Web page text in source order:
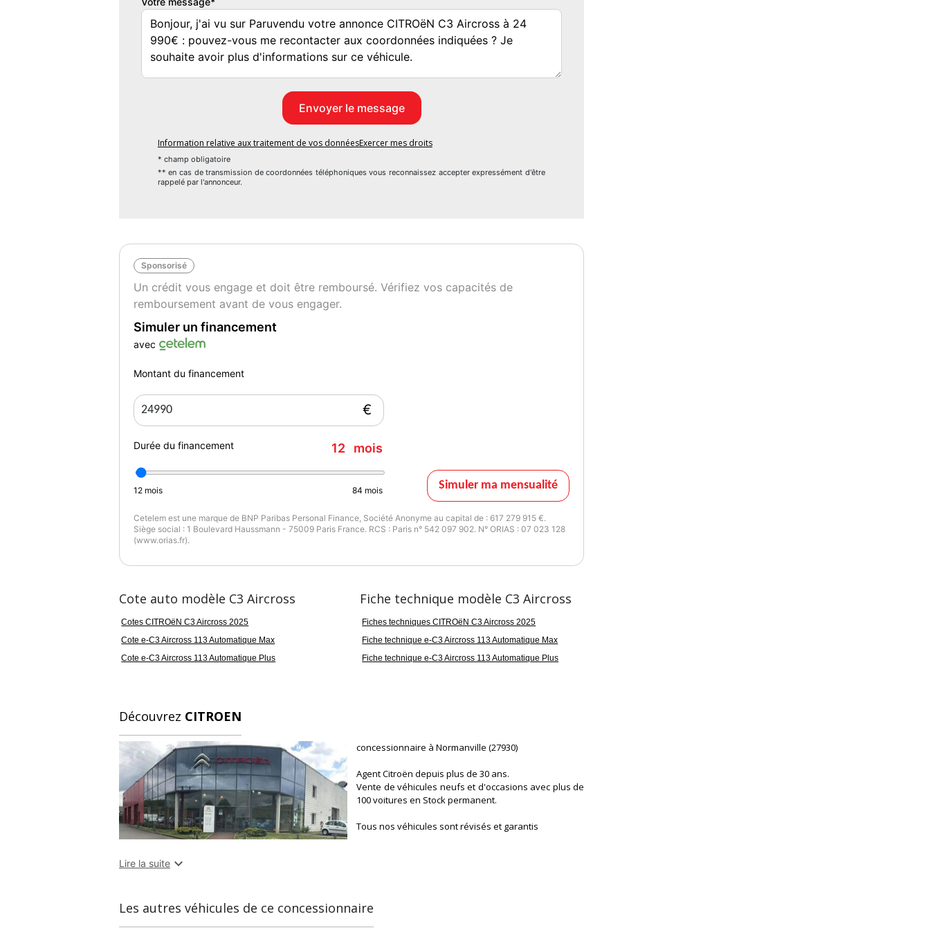
Information relative aux traitement de vos donnéesExercer mes droits
* champ obligatoire
** en cas de transmission de coordonnées téléphoniques vous reconnaissez accepter expressément d'être
rappelé par l'annonceur.
Sponsorisé
Un crédit vous engage et doit être remboursé. Vérifiez vos capacités de
remboursement avant de vous engager.
Simuler un financement
avec
Montant du financement
€
Durée du financement 12 mois
12 mois 84 mois Simuler ma mensualité
Cetelem est une marque de BNP Paribas Personal Finance, Société Anonyme au capital de : 617 279 915 €.
Siège social : 1 Boulevard Haussmann - 75009 Paris France. RCS : Paris n° 542 097 902. N° ORIAS : 07 023 128
(www.orias.fr).
Cote auto modèle C3 Aircross
Cotes CITROëN C3 Aircross 2025
Cote e-C3 Aircross 113 Automatique Max
Cote e-C3 Aircross 113 Automatique Plus
Fiche technique modèle C3 Aircross
Fiches techniques CITROëN C3 Aircross 2025
Fiche technique e-C3 Aircross 113 Automatique Max
Fiche technique e-C3 Aircross 113 Automatique Plus
Découvrez CITROEN
concessionnaire à Normanville (27930)
Agent Citroën depuis plus de 30 ans.
Vente de véhicules neufs et d'occasions avec plus de
100 voitures en Stock permanent.
Tous nos véhicules sont révisés et garantis
Accès facile par l'Autoroute A13
Lire la suite 
Les autres véhicules de ce concessionnaire